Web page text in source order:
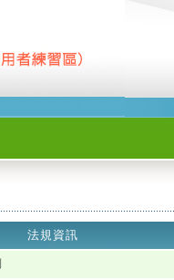
法規資訊